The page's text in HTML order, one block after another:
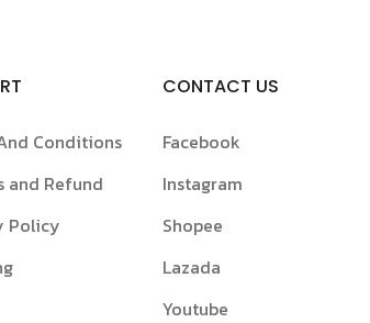
Conditions
and Refund
Policy
CONTACT US
Facebook
Instagram
Shopee
Lazada
Youtube